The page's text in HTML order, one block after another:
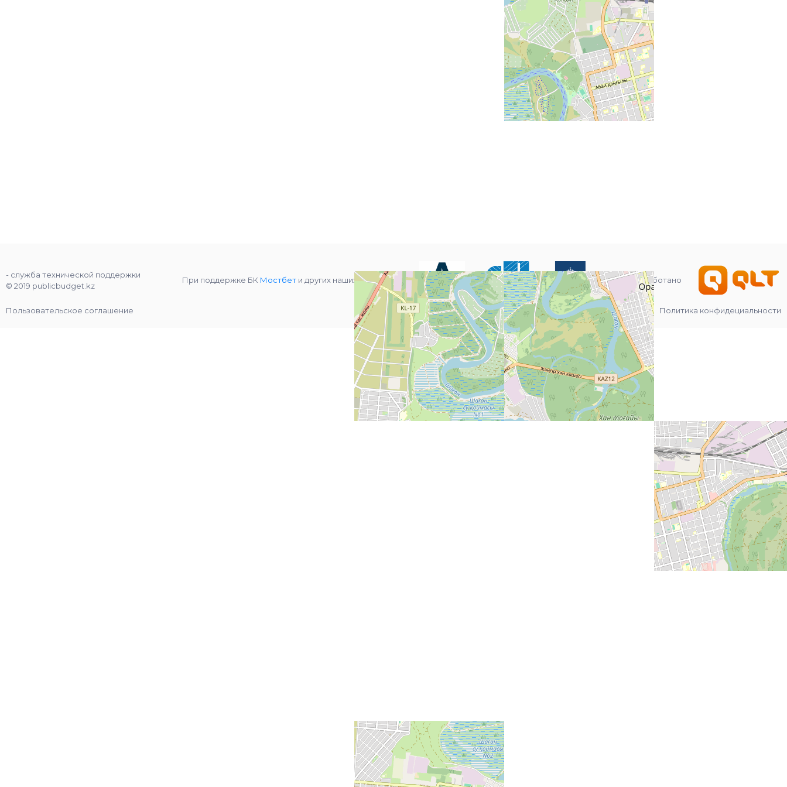
- служба технической поддержки
© 2019 publicbudget.kz
При поддержке БК Мостбети других наших партнеров. Разработано
Пользовательское соглашение Политика конфидециальности